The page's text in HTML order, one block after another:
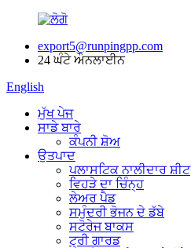
export5@runpingpp.com
24 ਘੰਟੇ ਔਨਲਾਈਨ
English
ਮੁੱਖ ਪੇਜ
ਸਾਡੇ ਬਾਰੇ
ਕੰਪਨੀ ਸ਼ੋਅ
ਉਤਪਾਦ
ਪਲਾਸਟਿਕ ਨਾਲੀਦਾਰ ਸ਼ੀਟ
ਵਿਹੜੇ ਦਾ ਚਿੰਨ੍ਹ
ਲੇਅਰ ਪੈਡ
ਸਮੁੰਦਰੀ ਭੋਜਨ ਦੇ ਡੱਬੇ
ਸਟੋਰੇਜ ਬਾਕਸ
ਟ੍ਰੀ ਗਾਰਡ